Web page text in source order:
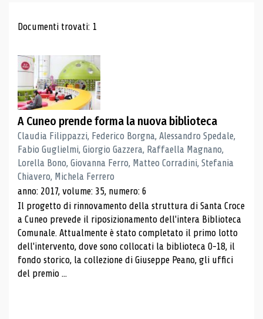
Risultati di ricerca
Documenti trovati: 1
A Cuneo prende forma la nuova biblioteca
Claudia Filippazzi, Federico Borgna, Alessandro Spedale,
Fabio Guglielmi, Giorgio Gazzera, Raffaella Magnano,
Lorella Bono, Giovanna Ferro, Matteo Corradini, Stefania
Chiavero, Michela Ferrero
anno: 2017, volume: 35, numero: 6
Il progetto di rinnovamento della struttura di Santa Croce
a Cuneo prevede il riposizionamento dell'intera Biblioteca
Comunale. Attualmente è stato completato il primo lotto
dell'intervento, dove sono collocati la biblioteca 0-18, il
fondo storico, la collezione di Giuseppe Peano, gli uffici
del premio ...